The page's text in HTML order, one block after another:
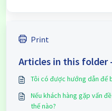
Print
Articles in this folder
Tôi có được hướng dẫn để
Nếu khách hàng gặp vấn
thế nào?